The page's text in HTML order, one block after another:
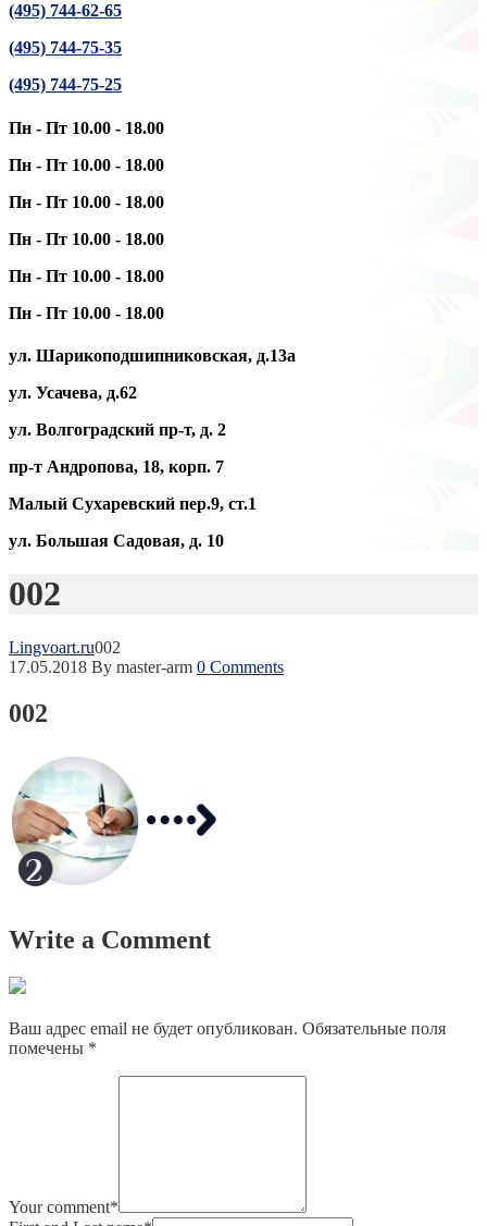
(495) 744-62-65
(495) 744-75-35
(495) 744-75-25
Пн - Пт 10.00 - 18.00
Пн - Пт 10.00 - 18.00
Пн - Пт 10.00 - 18.00
Пн - Пт 10.00 - 18.00
Пн - Пт 10.00 - 18.00
Пн - Пт 10.00 - 18.00
ул. Шарикоподшипниковская, д.13а
ул. Усачева, д.62
ул. Волгоградский пр-т, д. 2
пр-т Андропова, 18, корп. 7
Малый Сухаревский пер.9, ст.1
ул. Большая Садовая, д. 10
002
Lingvoart.ru002
17.05.2018 By master-arm 0 Comments
002
Write a Comment
Ваш адрес email не будет опубликован. Обязательные поля
помечены *
Your comment*